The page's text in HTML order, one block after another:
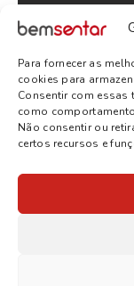
Para fornecer as
cookies para
Consentir com
como
Não consentir ou
certos recursos e
Sofás
Outras
Política de
Termos e